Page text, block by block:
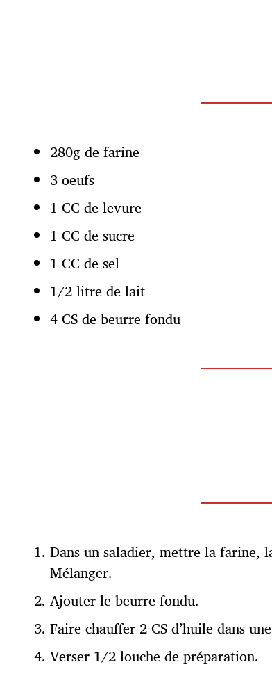
280g de farine
3 oeufs
1 CC de levure
1 CC de sucre
1 CC de sel
1/2 litre de lait
4 CS de beurre fondu
Dans un saladier, mettre la farine,
Mélanger.
Ajouter le beurre fondu.
Faire chauffer 2 CS d’huile dans
Verser 1/2 louche de préparation.